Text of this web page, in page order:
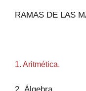
RAMAS DE LAS
1. Aritmética.
2. Álgebra.